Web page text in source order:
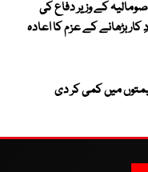
کے وزیر دفاع کی
کار بڑھانے کے عزم کا اعادہ
میں کمی کر دی